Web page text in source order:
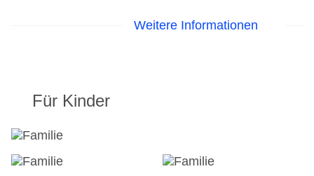
Gerichte, vegetarische Gerichte, Vollwertkost,
Gebühr, bei All Inclusive inklusive, täglich 07:30
Uhr - 10:00 Uhr, 12:30 Uhr - 14:30 Uhr, 18:30 Uhr
- 21:00 Uhr, mit Terrasse, Kinderhochstuhl,
Weitere Informationen
Für Kinder